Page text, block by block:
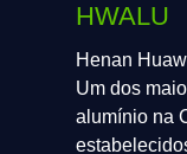
HWALU
Henan
Um dos
alumínio na